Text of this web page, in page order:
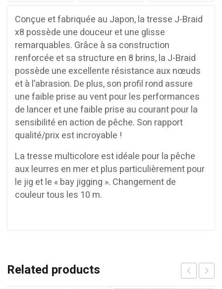
Conçue et fabriquée au Japon, la tresse J-Braid
x8 possède une douceur et une glisse
remarquables. Grâce à sa construction
renforcée et sa structure en 8 brins, la J-Braid
possède une excellente résistance aux nœuds
et à l’abrasion. De plus, son profil rond assure
une faible prise au vent pour les performances
de lancer et une faible prise au courant pour la
sensibilité en action de pêche. Son rapport
qualité/prix est incroyable !
La tresse multicolore est idéale pour la pêche
aux leurres en mer et plus particulièrement pour
le jig et le « bay jigging ». Changement de
couleur tous les 10 m.
Related products